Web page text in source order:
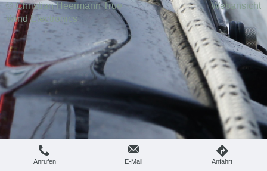
© Christian Heermann True
Wind Electronics
Webansicht
Anrufen E-Mail Anfahrt